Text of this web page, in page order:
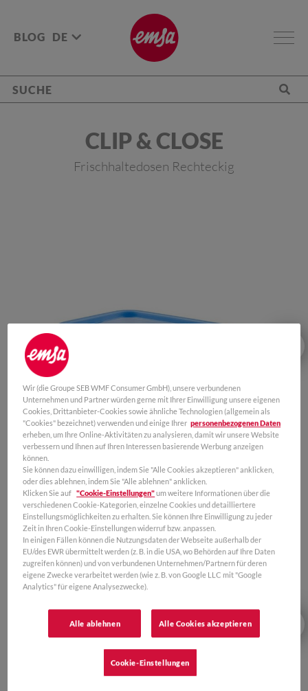
BLOG DE
CLIP & CLOSE
Frischhaltedosen Rechteckig
KAUFEN
0,55 L 0,8 L 1,0 L
Wir (die Groupe SEB WMF Consumer GmbH), unsere verbundenen
Unternehmen und Partner würden gerne mit Ihrer Einwilligung unsere eigenen
Cookies, Drittanbieter-Cookies sowie ähnliche Technologien (allgemein als
"Cookies" bezeichnet) verwenden und einige Ihrer personenbezogenen Daten
erheben, um Ihre Online-Aktivitäten zu analysieren, damit wir unsere Website
verbessern und Ihnen auf Ihren Interessen basierende Werbung anzeigen
können.
Sie können dazu einwilligen, indem Sie "Alle Cookies akzeptieren" anklicken,
oder dies ablehnen, indem Sie "Alle ablehnen" anklicken.
Klicken Sie auf "Cookie-Einstellungen"um weitere Informationen über die
verschiedenen Cookie-Kategorien, einzelne Cookies und detailliertere
Einstellungsmöglichkeiten zu erhalten. Sie können Ihre Einwilligung zu jeder
Zeit in Ihren Cookie-Einstellungen widerruf bzw. anpassen.
In einigen Fällen können die Nutzungsdaten der Webseite außerhalb der
EU/des EWR übermittelt werden (z. B. in die USA, wo Behörden auf Ihre Daten
zugreifen können) und von verbundenen Unternehmen/Partnern für deren
eigene Zwecke verarbeitet werden (wie z. B. von Google LLC mit "Google
Analytics" für eigene Analysezwecke).
Alle ablehnen Alle Cookies akzeptieren
Cookie-Einstellungen